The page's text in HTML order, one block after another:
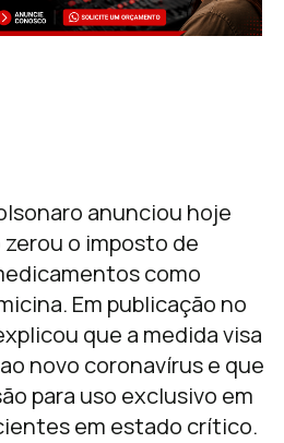
anunciou hoje
o imposto de
como
Em publicação no
que a medida visa
novo coronavírus e que
para uso exclusivo em
em estado crítico.